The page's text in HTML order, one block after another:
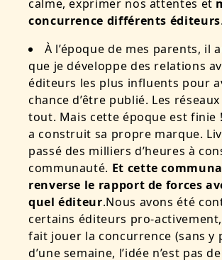
calme, exprimer nos attentes et
concurrence différents éditeurs.
À l’époque de mes parents, il
que je développe des relations
éditeurs les plus influents pour
chance d’être publié. Les
tout. Mais cette époque est finie
a construit sa propre marque.
passé des milliers d’heures à
communauté. Et cette
renverse le rapport de forces
quel éditeur.Nous avons été
certains éditeurs pro-
fait jouer la concurrence (sans y
d’une semaine, l’idée n’est pas